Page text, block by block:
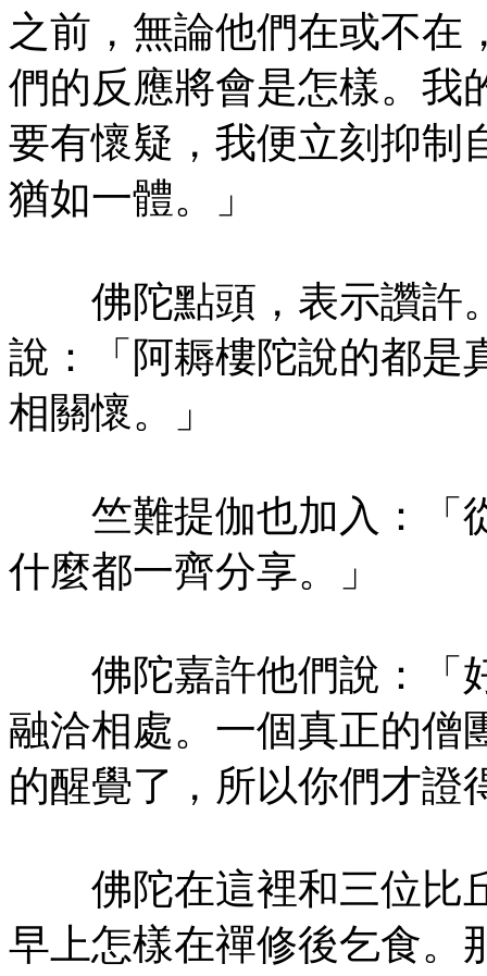
之前，無論他們在或不在
們的反應將會是怎樣。我
要有懷疑，我便立刻抑制
猶如一體。」
佛陀點頭，表示讚許
說：「阿耨樓陀說的都是
相關懷。」
竺難提伽也加入：「
什麼都一齊分享。」
佛陀嘉許他們說：「
融洽相處。一個真正的僧
的醒覺了，所以你們才證
佛陀在這裡和三位比
早上怎樣在禪修後乞食。